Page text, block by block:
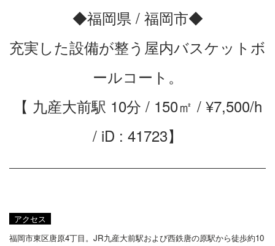
◆福岡県 / 福岡市◆
充実した設備が整う屋内バスケットボ
ールコート。
【 九産大前駅 10分 / 150㎡ / ¥7,500/h
/ iD : 41723】
アクセス
福岡市東区唐原4丁目。JR九産大前駅および西鉄唐の原駅から徒歩約10